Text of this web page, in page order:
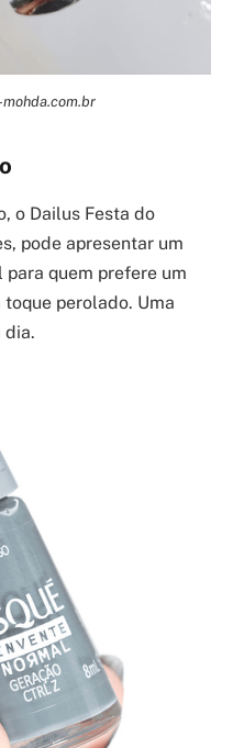
o Dailus Festa do
pode apresentar um
quem prefere um
perolado. Uma
dia.